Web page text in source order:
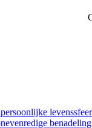
levenssfeer
benadeling